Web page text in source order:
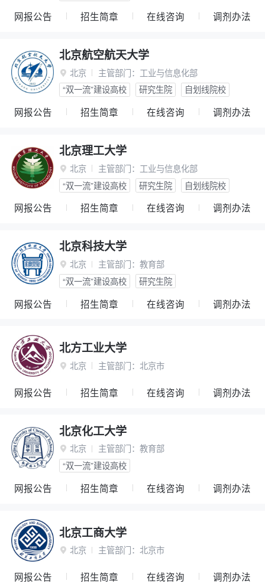
网报公告 招生简章 在线咨询 调剂办法
北京航空航天大学
 北京 主管部门： 工业与信息化部
“双一流”建设高校
研究生院 自划线院校
网报公告 招生简章 在线咨询 调剂办法
北京理工大学
 北京 主管部门： 工业与信息化部
“双一流”建设高校
研究生院 自划线院校
网报公告 招生简章 在线咨询 调剂办法
北京科技大学
 北京 主管部门： 教育部
“双一流”建设高校
研究生院
网报公告 招生简章 在线咨询 调剂办法
北方工业大学
 北京 主管部门： 北京市
网报公告 招生简章 在线咨询 调剂办法
北京化工大学
 北京 主管部门： 教育部
“双一流”建设高校
网报公告 招生简章 在线咨询 调剂办法
北京工商大学
 北京 主管部门： 北京市
网报公告 招生简章 在线咨询 调剂办法